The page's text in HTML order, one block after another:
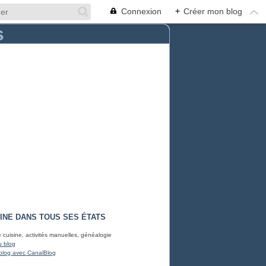
Connexion + Créer mon blog
DANS TOUS SES ÉTATS
cuisine, activités manuelles, généalogie
blog
avec CanalBlog